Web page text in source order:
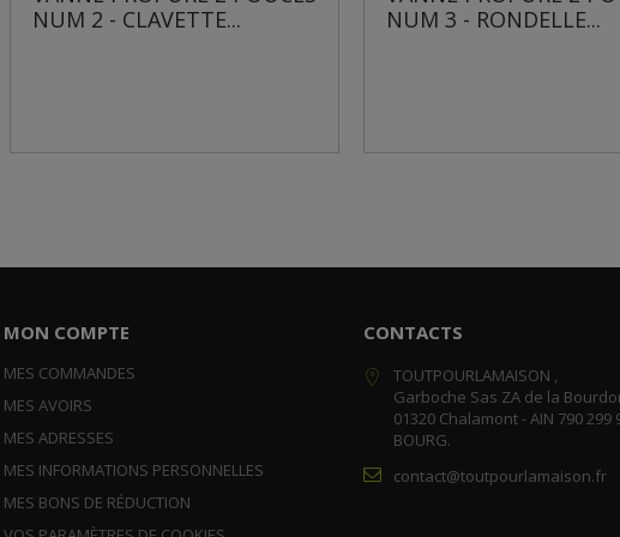
NUM 2 - CLAVETTE...
NUM 3 - RONDELLE...
MON COMPTE
MES COMMANDES
MES AVOIRS
MES ADRESSES
MES INFORMATIONS PERSONNELLES
MES BONS DE RÉDUCTION
CONTACTS
TOUTPOURLAMAISON ,
Garboche Sas ZA de la
01320 Chalamont - AIN 790 299
BOURG.
contact@toutpourlamaison.fr